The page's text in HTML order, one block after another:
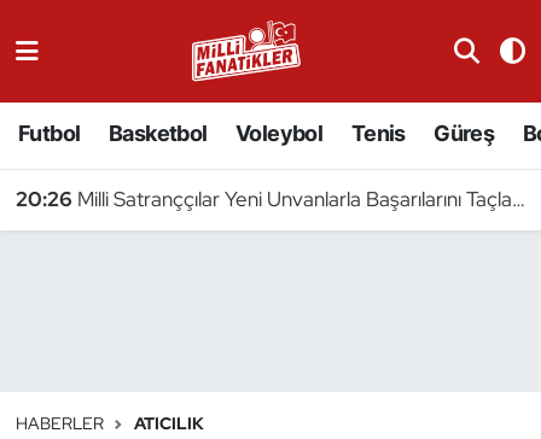
Futbol Basketbol Voleybol Tenis Güreş
20:26 Milli Satranççılar Yeni Unvanlarla Başarılarını Taçlandırdı
HABERLER ATICILIK
Badminton